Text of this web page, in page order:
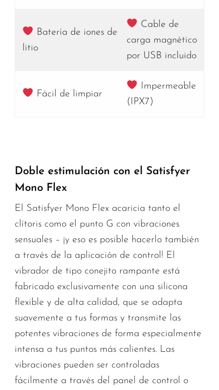
Batería de iones de
litio
Cable de
carga magnético
por USB incluido
Fácil de limpiar
Impermeable
(IPX7)
Doble estimulación con el Satisfyer
Mono Flex
El Satisfyer Mono Flex acaricia tanto el
clítoris como el punto G con vibraciones
sensuales – ¡y eso es posible hacerlo también
a través de la aplicación de control! El
vibrador de tipo conejito rampante está
fabricado exclusivamente con una silicona
flexible y de alta calidad, que se adapta
suavemente a tus formas y transmite las
potentes vibraciones de forma especialmente
intensa a tus puntos más calientes. Las
vibraciones pueden ser controladas
fácilmente a través del panel de control o